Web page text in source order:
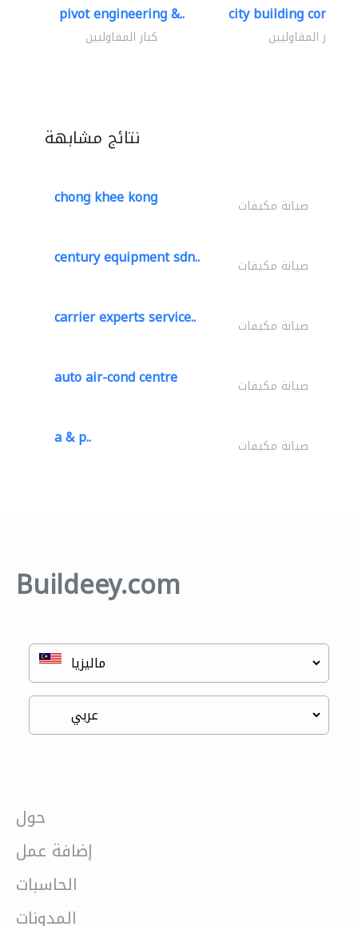
pivot engineering &..
كبار المقاوليين
city building
كبار المقاوليين
نتائج مشابهة
chong khee kong صيانة مكيفات
century equipment sdn.. صيانة مكيفات
carrier experts service.. صيانة مكيفات
auto air-cond centre صيانة مكيفات
a & p.. صيانة مكيفات
Buildeey.com
حول
إضافة عمل
الحاسبات
المدونات